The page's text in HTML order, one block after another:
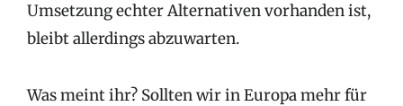
Umsetzung echter Alternativen vorhanden ist,
bleibt allerdings abzuwarten.
Was meint ihr? Sollten wir in Europa mehr für